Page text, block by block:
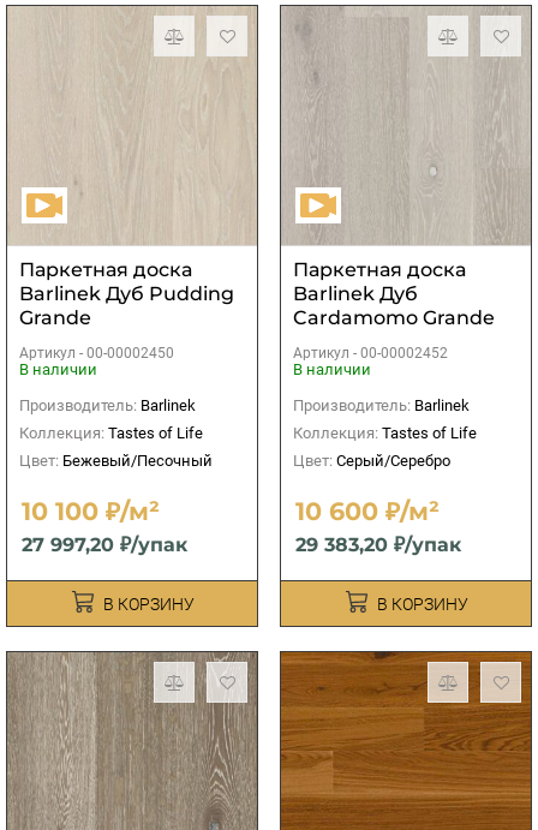
Паркетная доска
Barlinek Дуб Pudding
Grande
Артикул - 00-00002450
В наличии
Производитель: Barlinek
Коллекция: Tastes of Life
Цвет: Бежевый/Песочный
10 100 ₽/м²
27 997,20 ₽/упак
В КОРЗИНУ
Паркетная доска
Barlinek Дуб
Cardamomo Grande
Артикул - 00-00002452
В наличии
Производитель: Barlinek
Коллекция: Tastes of Life
Цвет: Серый/Серебро
10 600 ₽/м²
29 383,20 ₽/упак
В КОРЗИНУ